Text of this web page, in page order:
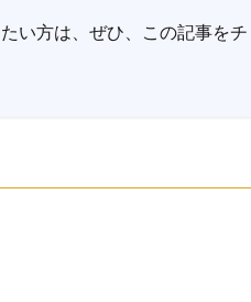
い方は、ぜひ、この記事をチ